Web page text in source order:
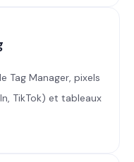
Tag Manager, pixels
TikTok) et tableaux